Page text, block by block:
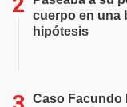
cuerpo en una
hipótesis
Caso Facundo